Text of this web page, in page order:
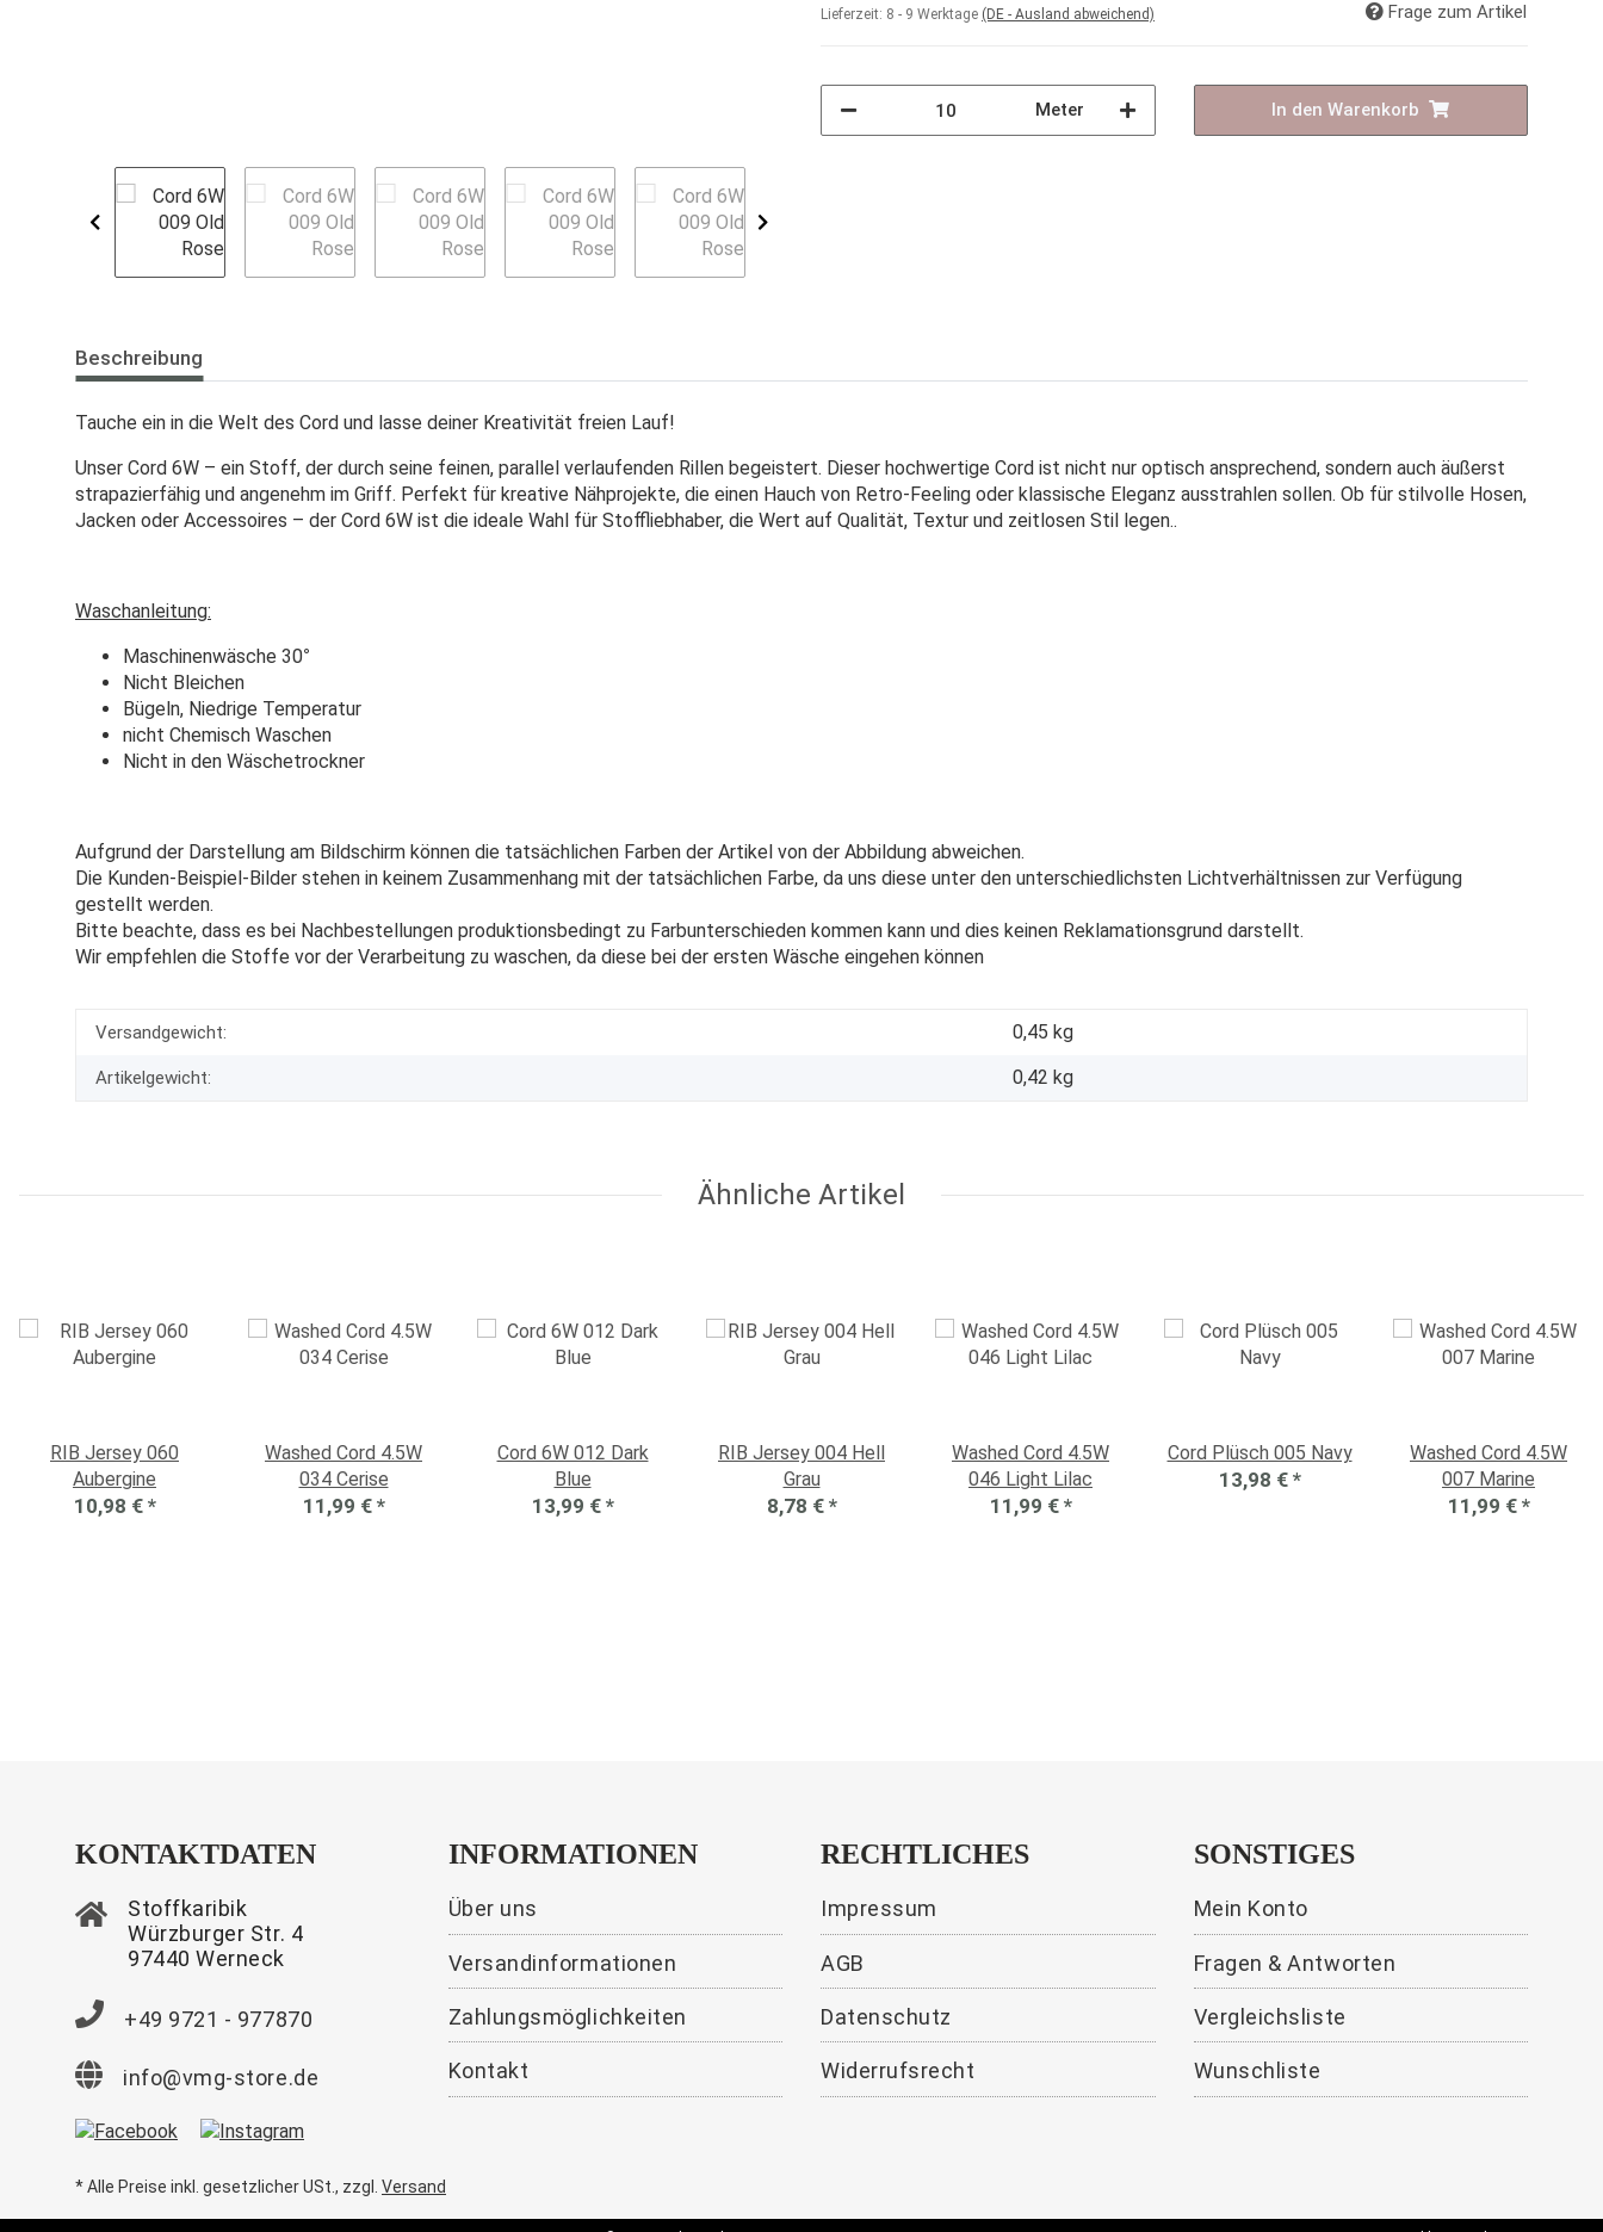
Lieferzeit: 8 - 9 Werktage (DE - Ausland abweichend) Frage zum Artikel
Meter In den Warenkorb
Beschreibung
Tauche ein in die Welt des Cord und lasse deiner Kreativität freien Lauf!
Unser Cord 6W – ein Stoff, der durch seine feinen, parallel verlaufenden Rillen begeistert. Dieser hochwertige Cord ist nicht nur optisch ansprechend, sondern auch äußerst
strapazierfähig und angenehm im Griff. Perfekt für kreative Nähprojekte, die einen Hauch von Retro-Feeling oder klassische Eleganz ausstrahlen sollen. Ob für stilvolle Hosen,
Jacken oder Accessoires – der Cord 6W ist die ideale Wahl für Stoffliebhaber, die Wert auf Qualität, Textur und zeitlosen Stil legen..
Waschanleitung:
Maschinenwäsche 30°
Nicht Bleichen
Bügeln, Niedrige Temperatur
nicht Chemisch Waschen
Nicht in den Wäschetrockner
Aufgrund der Darstellung am Bildschirm können die tatsächlichen Farben der Artikel von der Abbildung abweichen.
Die Kunden-Beispiel-Bilder stehen in keinem Zusammenhang mit der tatsächlichen Farbe, da uns diese unter den unterschiedlichsten Lichtverhältnissen zur Verfügung
gestellt werden.
Bitte beachte, dass es bei Nachbestellungen produktionsbedingt zu Farbunterschieden kommen kann und dies keinen Reklamationsgrund darstellt.
Wir empfehlen die Stoffe vor der Verarbeitung zu waschen, da diese bei der ersten Wäsche eingehen können
Versandgewicht: 0,45 kg
Artikelgewicht: 0,42 kg
Ähnliche Artikel
RIB Jersey 060
Aubergine
10,98 € *
Washed Cord 4.5W
034 Cerise
11,99 € *
Cord 6W 012 Dark
Blue
13,99 € *
RIB Jersey 004 Hell
Grau
8,78 € *
Washed Cord 4.5W
046 Light Lilac
11,99 € *
Cord Plüsch 005 Navy
13,98 € *
Washed Cord 4.5W
007 Marine
11,99 € *
KONTAKTDATEN
Stoffkaribik
Würzburger Str. 4
97440 Werneck
+49 9721 - 977870
info@vmg-store.de
INFORMATIONEN
Über uns
Versandinformationen
Zahlungsmöglichkeiten
Kontakt
RECHTLICHES
Impressum
AGB
Datenschutz
Widerrufsrecht
SONSTIGES
Mein Konto
Fragen & Antworten
Vergleichsliste
Wunschliste
* Alle Preise inkl. gesetzlicher USt., zzgl. Versand